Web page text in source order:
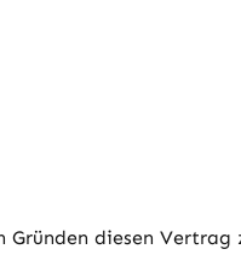
Gründen diesen Vertrag